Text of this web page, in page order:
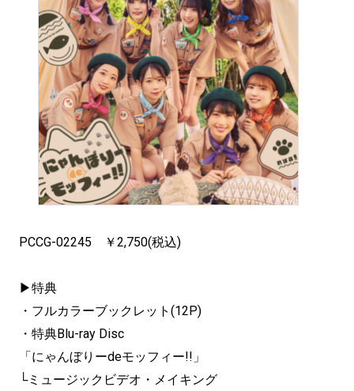
PCCG-02245 ￥2,750(税込)
▶特典
・フルカラーブックレット(12P)
・特典Blu-ray Disc
「にゃんぼりーdeモッフィー!!」
└ミュージックビデオ・メイキング